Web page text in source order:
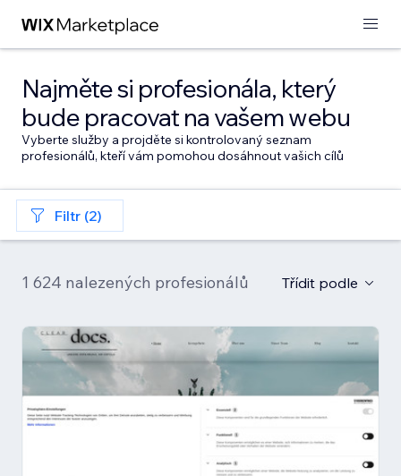
Najměte si profesionála, který
bude pracovat na vašem webu
Vyberte služby a projděte si kontrolovaný seznam
profesionálů, kteří vám pomohou dosáhnout vašich cílů
Filtr (2)
1 624 nalezených profesionálů Třídit podle